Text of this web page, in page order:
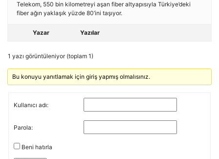
Telekom, 550 bin kilometreyi aşan fiber altyapısıyla Türkiye’deki
fiber ağın yaklaşık yüzde 80’ini taşıyor.
Yazar Yazılar
1 yazı görüntüleniyor (toplam 1)
Bu konuyu yanıtlamak için giriş yapmış olmalısınız.
Kullanıcı adı:
Parola:
Beni hatırla